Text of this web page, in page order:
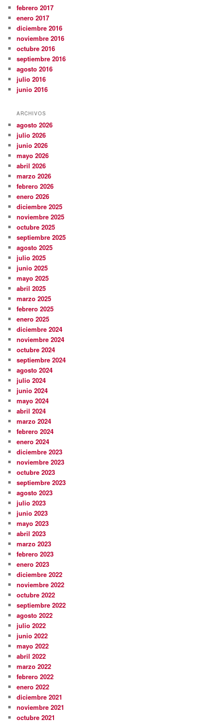
febrero 2017
enero 2017
diciembre 2016
noviembre 2016
octubre 2016
septiembre 2016
agosto 2016
julio 2016
junio 2016
ARCHIVOS
agosto 2026
julio 2026
junio 2026
mayo 2026
abril 2026
marzo 2026
febrero 2026
enero 2026
diciembre 2025
noviembre 2025
octubre 2025
septiembre 2025
agosto 2025
julio 2025
junio 2025
mayo 2025
abril 2025
marzo 2025
febrero 2025
enero 2025
diciembre 2024
noviembre 2024
octubre 2024
septiembre 2024
agosto 2024
julio 2024
junio 2024
mayo 2024
abril 2024
marzo 2024
febrero 2024
enero 2024
diciembre 2023
noviembre 2023
octubre 2023
septiembre 2023
agosto 2023
julio 2023
junio 2023
mayo 2023
abril 2023
marzo 2023
febrero 2023
enero 2023
diciembre 2022
noviembre 2022
octubre 2022
septiembre 2022
agosto 2022
julio 2022
junio 2022
mayo 2022
abril 2022
marzo 2022
febrero 2022
enero 2022
diciembre 2021
noviembre 2021
octubre 2021